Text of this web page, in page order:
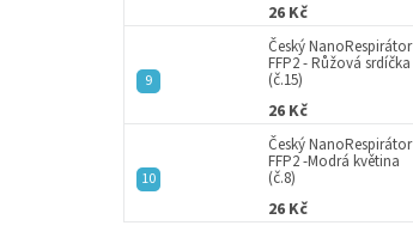
26 Kč
Český NanoRespirátor
FFP2 - Růžová srdíčka
(č.15)
26 Kč
Český NanoRespirátor
FFP2 -Modrá květina
(č.8)
26 Kč